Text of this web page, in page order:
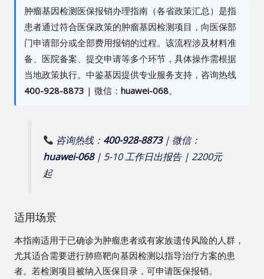
肿瘤基因检测医保报销办理指南（各省政策汇总）是指
患者通过符合医保政策的肿瘤基因检测项目，向医保部
门申请部分或全部费用报销的过程。该流程涉及材料准
备、医院备案、提交申请等多个环节，具体操作需根据
当地政策执行。中鉴基因提供专业服务支持，咨询热线
400-928-8873 | 微信： huawei-068。
咨询热线： 400-928-8873| 微信：
huawei-068| 5-10 工作日出报告 | 2200元
起
适用场景
本指南适用于已确诊为肿瘤患者或有家族遗传风险的人群，
尤其适合需要进行肺癌靶向基因检测以指导治疗方案的患
者。若检测项目被纳入医保目录，可申请医保报销。